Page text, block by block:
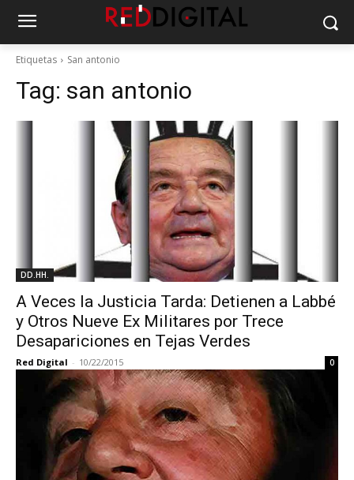
Etiquetas San antonio
Tag: san antonio
DD.HH.
A Veces la Justicia Tarda: Detienen a Labbé
y Otros Nueve Ex Militares por Trece
Desapariciones en Tejas Verdes
Red Digital - 10/22/2015 0